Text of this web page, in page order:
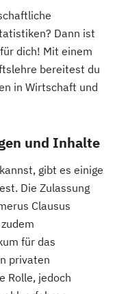
Dann ist
dich! Mit einem
bereitest du
in Wirtschaft und
und Inhalte
gibt es einige
Die Zulassung
Clausus
für das
privaten
Rolle, jedoch